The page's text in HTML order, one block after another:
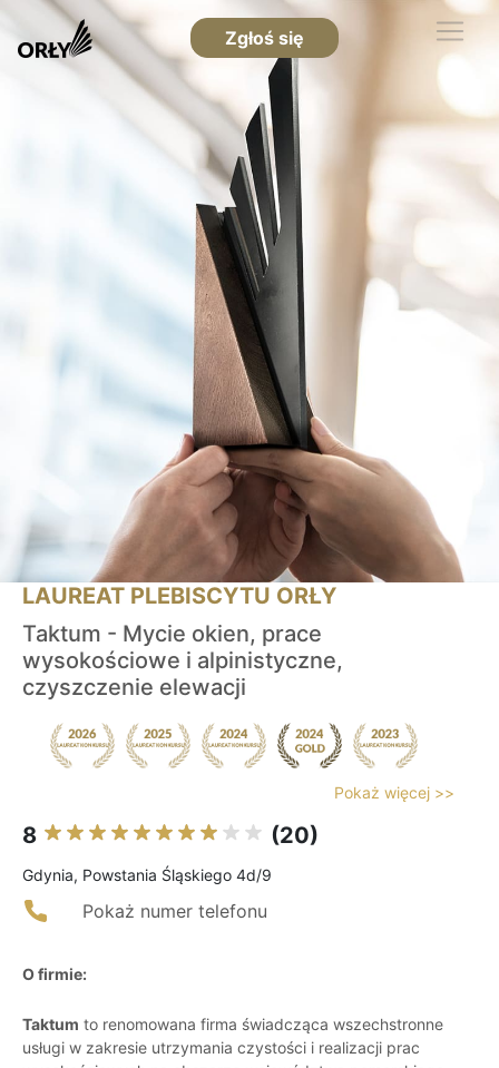
Zgłoś się
LAUREAT PLEBISCYTU ORŁY
Taktum - Mycie okien, prace
wysokościowe i alpinistyczne,
czyszczenie elewacji
Pokaż więcej >>
8 (20)
Gdynia, Powstania Śląskiego 4d/9
Pokaż numer telefonu
O firmie:
Taktum to renomowana firma świadcząca wszechstronne
usługi w zakresie utrzymania czystości i realizacji prac